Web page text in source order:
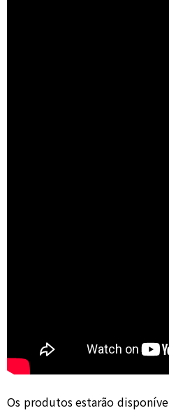
Os produtos estarão